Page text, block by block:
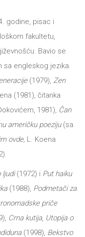
godine, pisac i
fakultetu,
Bavio se
sa engleskog jezika.
(1979), Zen
(1981), čitanka
1981), Čan
američku poeziju(sa
ovde, L. Koena
ljudi(1972) i Put haiku
(1988), Podmetači za
priče
Crna kutija, Utopija o
(1998), Bekstvo